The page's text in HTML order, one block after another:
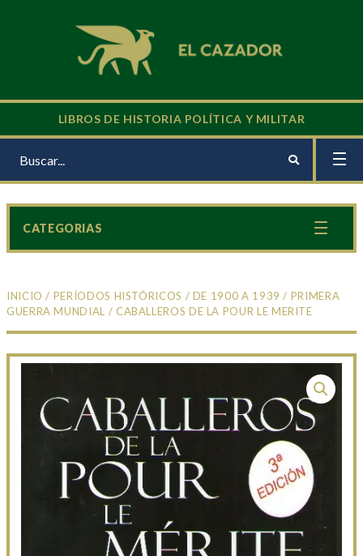
LIBROS DE HISTORIA POLÍTICA Y MILITAR
INICIO / PERÍODOS HISTÓRICOS / DE 1900 A 1939 / PRIMERA
GUERRA MUNDIAL / CABALLEROS DE LA POUR LE MERITE
CATEGORIAS